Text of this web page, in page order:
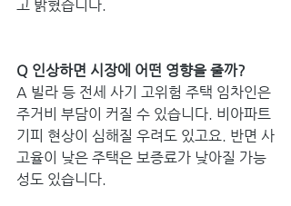
고 밝혔습니다.
Q 인상하면 시장에 어떤 영향을 줄까?
A 빌라 등 전세 사기 고위험 주택 임차인은
주거비 부담이 커질 수 있습니다. 비아파트
기피 현상이 심해질 우려도 있고요. 반면 사
고율이 낮은 주택은 보증료가 낮아질 가능
성도 있습니다.